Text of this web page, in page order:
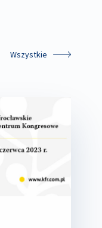
Wszystkie